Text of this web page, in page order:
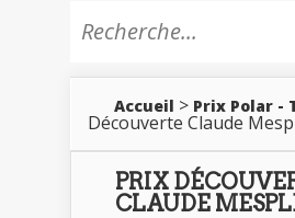
Accueil > Prix Polar -
Découverte Claude
PRIX
CLAUDE